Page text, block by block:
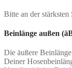
Bitte an der
Beinlänge außen
Die äußere
Deiner